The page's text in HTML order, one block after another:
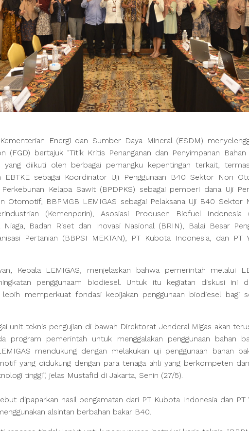
Energi dan Sumber Daya Mineral (ESDM)
(FGD) bertajuk "Titik Kritis Penanganan dan Penyimpanan
yang diikuti oleh berbagai pemangku kepentingan terkait,
EBTKE sebagai Koordinator Uji Penggunaan B40 Sektor Non
Kelapa Sawit (BPDPKS) sebagai pemberi dana Uji
Otomotif, BBPMGB LEMIGAS sebagai Pelaksana Uji B40 Sektor
(Kemenperin), Asosiasi Produsen Biofuel Indonesia
Niaga, Badan Riset dan Inovasi Nasional (BRIN), Balai Besar
Pertanian (BBPSI MEKTAN), PT Kubota Indonesia, dan PT
Kepala LEMIGAS, menjelaskan bahwa pemerintah melalui
penggunaam biodiesel. Untuk itu kegiatan diskusi ini
memperkuat fondasi kebijakan penggunaan biodiesel bagi
unit teknis pengujian di bawah Direktorat Jenderal Migas akan
program pemerintah untuk menggalakan penggunaan bahan
mendukung dengan melakukan uji penggunaan bahan
yang didukung dengan para tenaga ahli yang berkompeten
tinggi”, jelas Mustafid di Jakarta, Senin (27/5).
dipaparkan hasil pengamatan dari PT Kubota Indonesia dan PT
alsintan berbahan bakar B40.